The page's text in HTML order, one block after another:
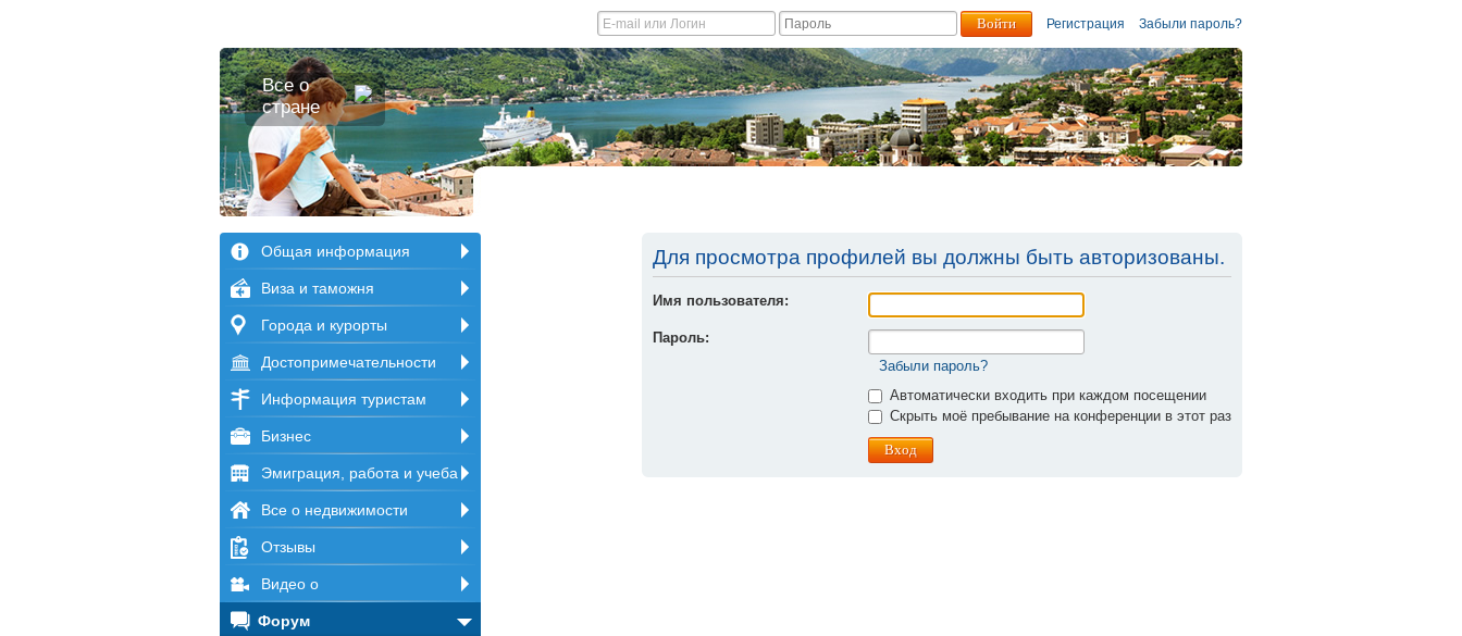
Регистрация Забыли пароль?
Все о
стране
Общая информация
Виза и таможня
Города и курорты
Достопримечательности
Информация туристам
Бизнес
Эмиграция, работа и учеба
Все о недвижимости
Отзывы
Видео о
Форум
Для просмотра профилей вы должны быть авторизованы.
Имя пользователя:
Пароль:
Забыли пароль?
Автоматически входить при каждом посещении
Скрыть моё пребывание на конференции в этот раз